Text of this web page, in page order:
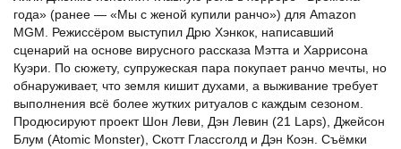
года» (ранее — «Мы с женой купили ранчо») для Amazon
MGM. Режиссёром выступил Дрю Хэнкок, написавший
сценарий на основе вирусного рассказа Мэтта и Харрисона
Куэри. По сюжету, супружеская пара покупает ранчо мечты, но
обнаруживает, что земля кишит духами, а выживание требует
выполнения всё более жутких ритуалов с каждым сезоном.
Продюсируют проект Шон Леви, Дэн Левин (21 Laps), Джейсон
Блум (Atomic Monster), Скотт Глассголд и Дэн Коэн. Съёмки